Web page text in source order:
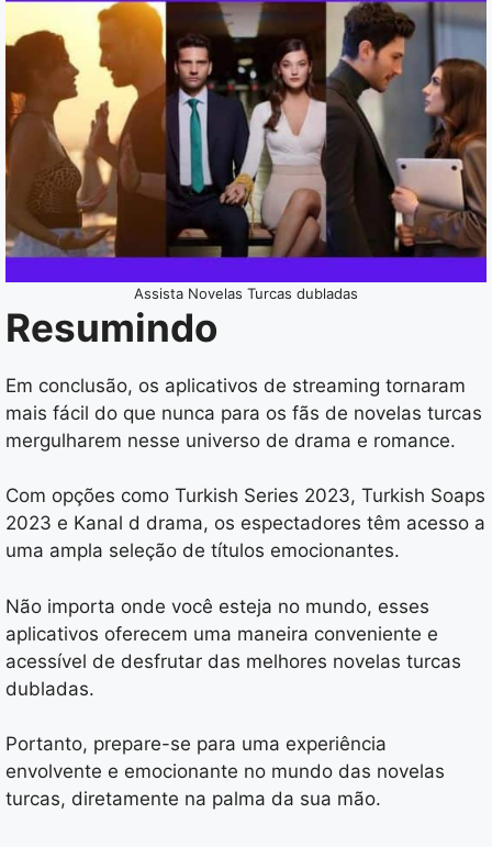
Assista Novelas Turcas dubladas
Resumindo
Em conclusão, os aplicativos de streaming tornaram
mais fácil do que nunca para os fãs de novelas turcas
mergulharem nesse universo de drama e romance.
Com opções como Turkish Series 2023, Turkish Soaps
2023 e Kanal d drama, os espectadores têm acesso a
uma ampla seleção de títulos emocionantes.
Não importa onde você esteja no mundo, esses
aplicativos oferecem uma maneira conveniente e
acessível de desfrutar das melhores novelas turcas
dubladas.
Portanto, prepare-se para uma experiência
envolvente e emocionante no mundo das novelas
turcas, diretamente na palma da sua mão.